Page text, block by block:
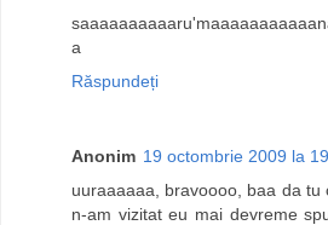
a
Răspundeți
Anonim 19 octombrie 2009 la
uuraaaaaa, bravoooo, baa da tu
n-am vizitat eu mai devreme